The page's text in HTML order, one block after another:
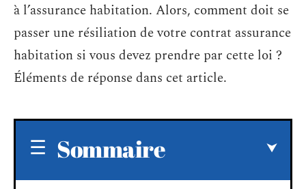
à l’assurance habitation. Alors, comment doit se
passer une résiliation de votre contrat assurance
habitation si vous devez prendre par cette loi ?
Éléments de réponse dans cet article.
Sommaire